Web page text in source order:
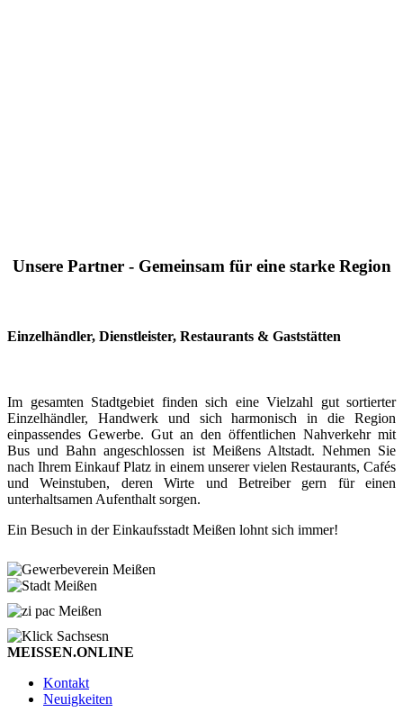
Unsere Partner - Gemeinsam für eine starke Region
Einzelhändler, Dienstleister, Restaurants & Gaststätten
Im gesamten Stadtgebiet finden sich eine Vielzahl gut sortierter
Einzelhändler, Handwerk und sich harmonisch in die Region
einpassendes Gewerbe. Gut an den öffentlichen Nahverkehr mit
Bus und Bahn angeschlossen ist Meißens Altstadt. Nehmen Sie
nach Ihrem Einkauf Platz in einem unserer vielen Restaurants, Cafés
und Weinstuben, deren Wirte und Betreiber gern für einen
unterhaltsamen Aufenthalt sorgen.
Ein Besuch in der Einkaufsstadt Meißen lohnt sich immer!
MEISSEN.ONLINE
Kontakt
Neuigkeiten